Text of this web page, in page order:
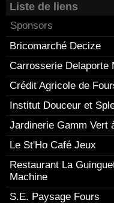
Liste de liens
Sponsors
Bricomarché Decize
Carrosserie Delaporte
Crédit Agricole de
Institut Douceur et
Jardinerie Gamm Vert
Le St'Ho Café Jeux
Restaurant La
Machine
S.E. Paysage Fours